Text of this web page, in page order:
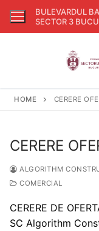
Skip
BULEVARDUL
SECTOR 3
HOME CERERE
CERERE
ALGORITHM
COMERCIAL
CERERE DE
SC Algorithm